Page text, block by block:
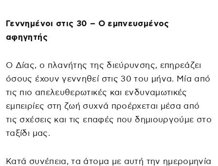
Γεννημένοι στις 30 – Ο εμπνευσμένος
αφηγητής
Ο Δίας, ο πλανήτης της διεύρυνσης, επηρεάζει
όσους έχουν γεννηθεί στις 30 του μήνα. Μία από
τις πιο απελευθερωτικές και ενδυναμωτικές
εμπειρίες στη ζωή συχνά προέρχεται μέσα από
τις σχέσεις και τις επαφές που δημιουργούμε στο
ταξίδι μας.
Κατά συνέπεια, τα άτομα με αυτή την ημερομηνία